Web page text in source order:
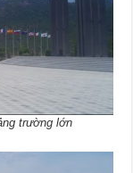
trường lớn